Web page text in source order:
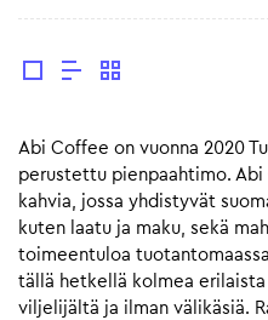
Abi Coffee on vuonna 2020
perustettu pienpaahtimo.
kahvia, jossa yhdistyvät
kuten laatu ja maku, sekä
toimeentuloa
tällä hetkellä kolmea erilaista
viljelijältä ja ilman välikäsiä.